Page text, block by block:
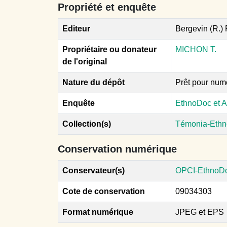
Propriété et enquête
Editeur Bergevin (R.)
Propriétaire ou donateur
de l'original
MICHON T.
Nature du dépôt Prêt pour
Enquête EthnoDoc et
Collection(s) Témonia-
Conservation numérique
Conservateur(s) OPCI-
Cote de conservation 09034303
Format numérique JPEG et EPS